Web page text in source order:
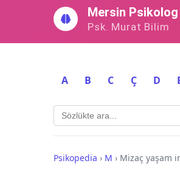
Mersin Psikolog
Psk. Murat Bilim
A B C Ç D
Psikopedia › M › Mizaç yaşam